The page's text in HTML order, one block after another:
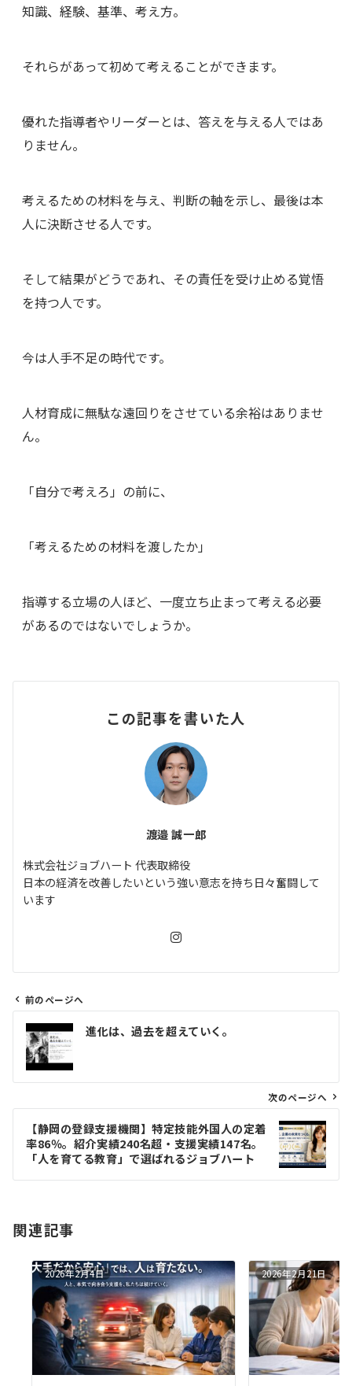
知識、経験、基準、考え方。
それらがあって初めて考えることができます。
優れた指導者やリーダーとは、答えを与える人ではあ
りません。
考えるための材料を与え、判断の軸を示し、最後は本
人に決断させる人です。
そして結果がどうであれ、その責任を受け止める覚悟
を持つ人です。
今は人手不足の時代です。
人材育成に無駄な遠回りをさせている余裕はありませ
ん。
「自分で考えろ」の前に、
「考えるための材料を渡したか」
指導する立場の人ほど、一度立ち止まって考える必要
があるのではないでしょうか。
この記事を書いた人
渡邉 誠一郎
株式会社ジョブハート 代表取締役
日本の経済を改善したいという強い意志を持ち日々奮闘して
います
ビ
ン
前のページへ
進化は、過去を超えていく。
次のページへ
【静岡の登録支援機関】特定技能外国人の定着
率86％。紹介実績240名超・支援実績147名。
「人を育てる教育」で選ばれるジョブハート
関連記事
2026年2月4日 2026年2月21日